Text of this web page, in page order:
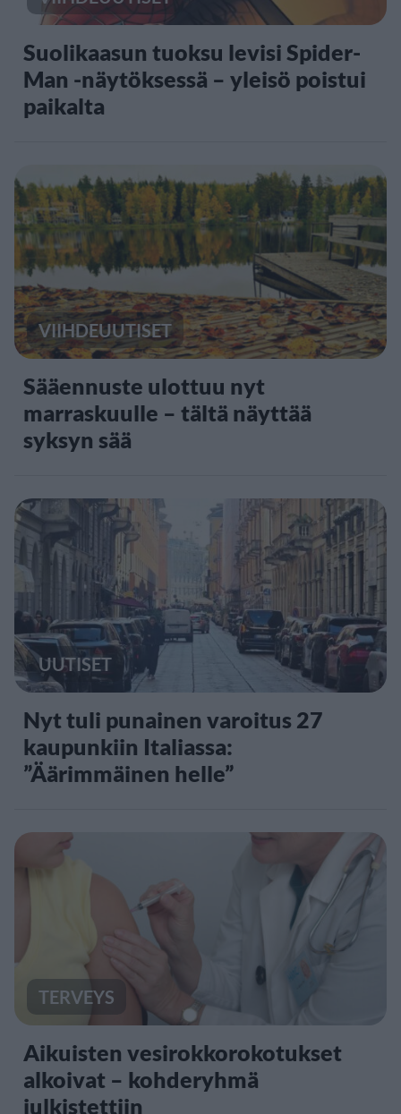
Suolikaasun tuoksu levisi Spider-
Man -näytöksessä – yleisö poistui
paikalta
VIIHDEUUTISET
Sääennuste ulottuu nyt
marraskuulle – tältä näyttää
syksyn sää
UUTISET
Nyt tuli punainen varoitus 27
kaupunkiin Italiassa:
”Äärimmäinen helle”
TERVEYS
Aikuisten vesirokkorokotukset
alkoivat – kohderyhmä
julkistettiin